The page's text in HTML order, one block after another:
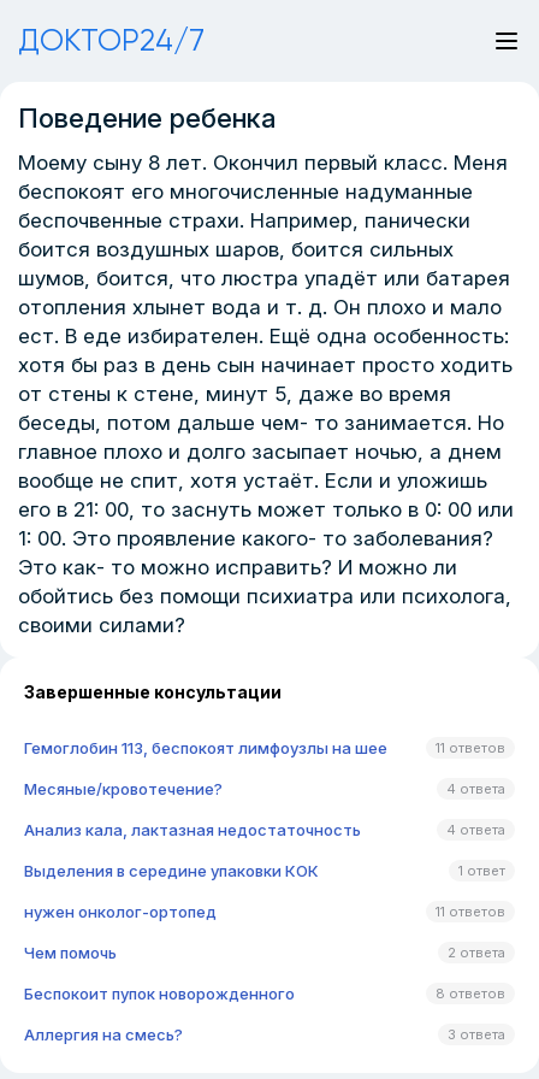
ДОКТОР24/7
Поведение ребенка
Моему сыну 8 лет. Окончил первый класс. Меня
беспокоят его многочисленные надуманные
беспочвенные страхи. Например, панически
боится воздушных шаров, боится сильных
шумов, боится, что люстра упадёт или батарея
отопления хлынет вода и т. д. Он плохо и мало
ест. В еде избирателен. Ещё одна особенность:
хотя бы раз в день сын начинает просто ходить
от стены к стене, минут 5, даже во время
беседы, потом дальше чем- то занимается. Но
главное плохо и долго засыпает ночью, а днем
вообще не спит, хотя устаёт. Если и уложишь
его в 21: 00, то заснуть может только в 0: 00 или
1: 00. Это проявление какого- то заболевания?
Это как- то можно исправить? И можно ли
обойтись без помощи психиатра или психолога,
своими силами?
Завершенные консультации
Гемоглобин 113, беспокоят лимфоузлы на шее 11 ответов
Месяные/кровотечение? 4 ответа
Анализ кала, лактазная недостаточность 4 ответа
Выделения в середине упаковки КОК 1 ответ
нужен онколог-ортопед 11 ответов
Чем помочь 2 ответа
Беспокоит пупок новорожденного 8 ответов
Аллергия на смесь? 3 ответа